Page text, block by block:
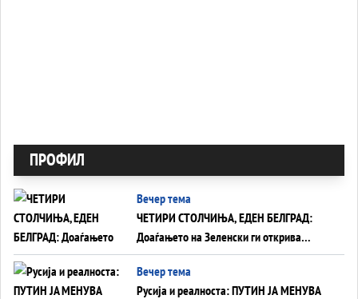
ПРОФИЛ
Вечер тема
ЧЕТИРИ СТОЛЧИЊА, ЕДЕН БЕЛГРАД:
Доаѓањето на Зеленски ги открива
тајните на политиката на балансирање
на Вучиќ
Вечер тема
Русија и реалноста: ПУТИН ЈА МЕНУВА